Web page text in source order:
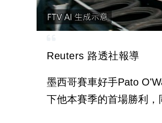
Reuters 路透社報導
墨西哥賽車好手Pato
下他本賽季的首場勝利，